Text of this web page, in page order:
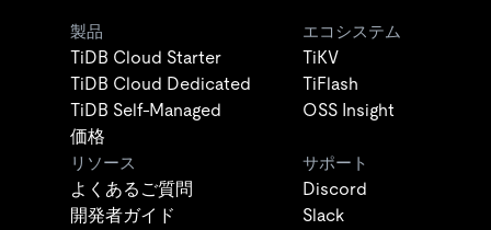
製品
TiDB Cloud Starter
TiDB Cloud Dedicated
TiDB Self-Managed
価格
エコシステム
TiKV
TiFlash
OSS Insight
リソース
よくあるご質問
開発者ガイド
サポート
Discord
Slack